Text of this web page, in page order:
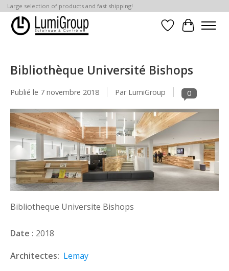
Large selection of products and fast shipping!
Liste dePanier
Bibliothèque Université Bishops
Publié le 7 novembre 2018 Par LumiGroup 0
Bibliotheque Universite Bishops
Date : 2018
Architectes: Lemay